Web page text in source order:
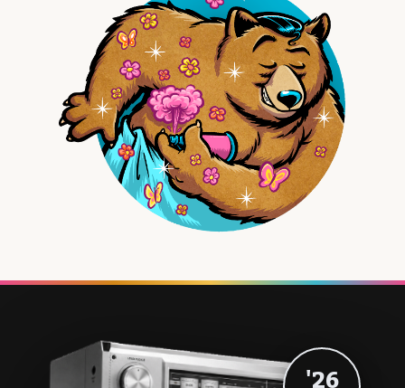
'26